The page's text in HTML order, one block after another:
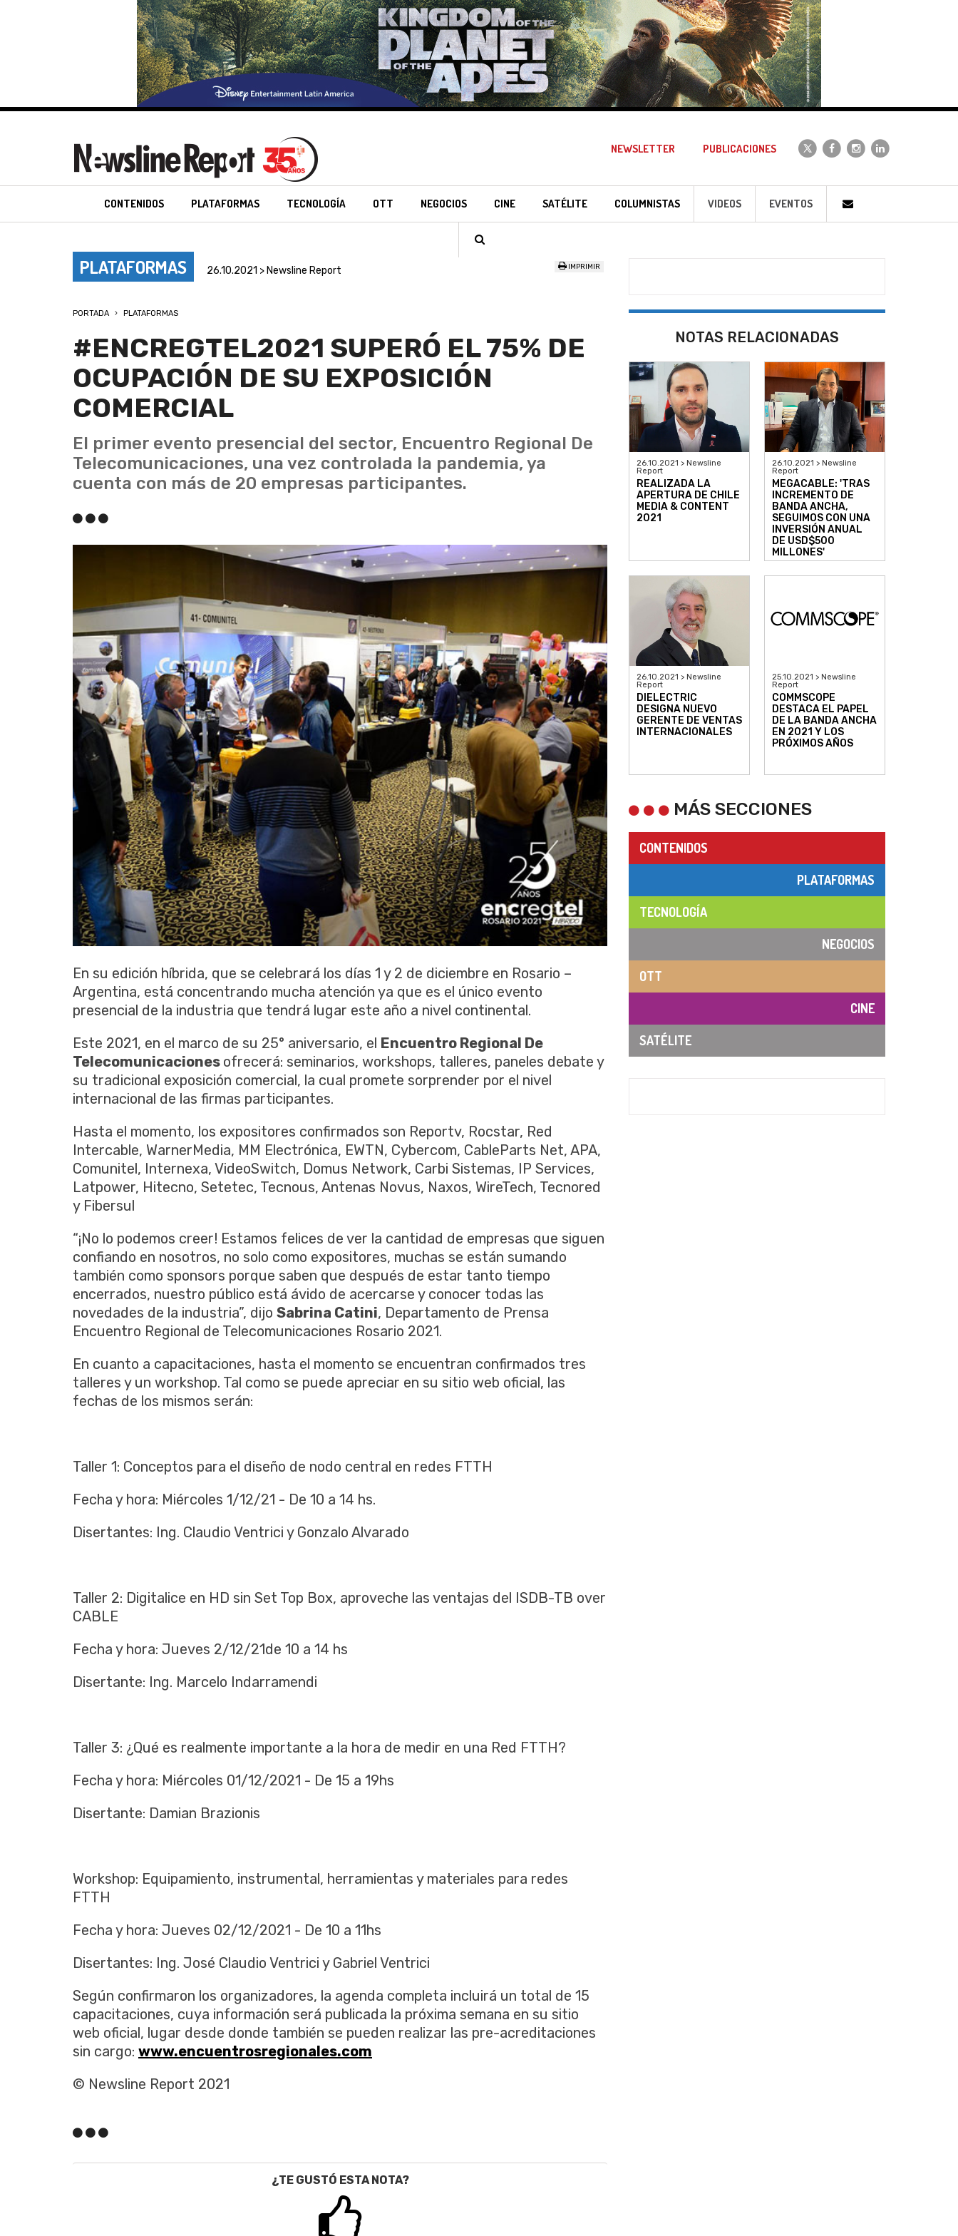
NEWSLETTER PUBLICACIONES
CONTENIDOS PLATAFORMAS TECNOLOGÍA OTT NEGOCIOS CINE SATÉLITE COLUMNISTAS VIDEOS EVENTOS
PLATAFORMAS 26.10.2021 > Newsline Report IMPRIMIR
PORTADA PLATAFORMAS
#ENCREGTEL2021 SUPERÓ EL 75% DE
OCUPACIÓN DE SU EXPOSICIÓN
COMERCIAL
El primer evento presencial del sector, Encuentro Regional De
Telecomunicaciones, una vez controlada la pandemia, ya
cuenta con más de 20 empresas participantes.
En su edición híbrida, que se celebrará los días 1 y 2 de diciembre en Rosario –
Argentina, está concentrando mucha atención ya que es el único evento
presencial de la industria que tendrá lugar este año a nivel continental.
Este 2021, en el marco de su 25° aniversario, el Encuentro Regional De
Telecomunicaciones ofrecerá: seminarios, workshops, talleres, paneles debate y
su tradicional exposición comercial, la cual promete sorprender por el nivel
internacional de las firmas participantes.
Hasta el momento, los expositores confirmados son Reportv, Rocstar, Red
Intercable, WarnerMedia, MM Electrónica, EWTN, Cybercom, CableParts Net, APA,
Comunitel, Internexa, VideoSwitch, Domus Network, Carbi Sistemas, IP Services,
Latpower, Hitecno, Setetec, Tecnous, Antenas Novus, Naxos, WireTech, Tecnored
y Fibersul
“¡No lo podemos creer! Estamos felices de ver la cantidad de empresas que siguen
confiando en nosotros, no solo como expositores, muchas se están sumando
también como sponsors porque saben que después de estar tanto tiempo
encerrados, nuestro público está ávido de acercarse y conocer todas las
novedades de la industria”, dijo Sabrina Catini, Departamento de Prensa
Encuentro Regional de Telecomunicaciones Rosario 2021.
En cuanto a capacitaciones, hasta el momento se encuentran confirmados tres
talleres y un workshop. Tal como se puede apreciar en su sitio web oficial, las
fechas de los mismos serán:
Taller 1: Conceptos para el diseño de nodo central en redes FTTH
Fecha y hora: Miércoles 1/12/21 - De 10 a 14 hs.
Disertantes: Ing. Claudio Ventrici y Gonzalo Alvarado
Taller 2: Digitalice en HD sin Set Top Box, aproveche las ventajas del ISDB-TB over
CABLE
Fecha y hora: Jueves 2/12/21de 10 a 14 hs
Disertante: Ing. Marcelo Indarramendi
Taller 3: ¿Qué es realmente importante a la hora de medir en una Red FTTH?
Fecha y hora: Miércoles 01/12/2021 - De 15 a 19hs
Disertante: Damian Brazionis
Workshop: Equipamiento, instrumental, herramientas y materiales para redes
FTTH
Fecha y hora: Jueves 02/12/2021 - De 10 a 11hs
Disertantes: Ing. José Claudio Ventrici y Gabriel Ventrici
Según confirmaron los organizadores, la agenda completa incluirá un total de 15
capacitaciones, cuya información será publicada la próxima semana en su sitio
web oficial, lugar desde donde también se pueden realizar las pre-acreditaciones
sin cargo: www.encuentrosregionales.com
© Newsline Report 2021
¿TE GUSTÓ ESTA NOTA?
NOTAS RELACIONADAS
26.10.2021 > Newsline
Report
REALIZADA LA
APERTURA DE CHILE
MEDIA & CONTENT
2021
26.10.2021 > Newsline
Report
MEGACABLE: 'TRAS
INCREMENTO DE
BANDA ANCHA,
SEGUIMOS CON UNA
INVERSIÓN ANUAL
DE USD$500
MILLONES'
26.10.2021 > Newsline
Report
DIELECTRIC
DESIGNA NUEVO
GERENTE DE VENTAS
INTERNACIONALES
25.10.2021 > Newsline
Report
COMMSCOPE
DESTACA EL PAPEL
DE LA BANDA ANCHA
EN 2021 Y LOS
PRÓXIMOS AÑOS
MÁS SECCIONES
CONTENIDOS
PLATAFORMAS
TECNOLOGÍA
NEGOCIOS
OTT
CINE
SATÉLITE